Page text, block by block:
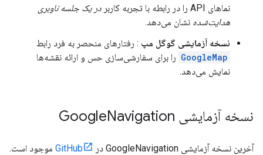
نماهای API را در رابطه با تجربه کاربر
در یک جلسه ناوبری
هدایت‌شده نشان می‌دهد.
نسخه آزمایشی گوگل مپ : رفتارهای منحصر به فرد رابط
GoogleMap را برای سفارشی‌سازی حس و ارائه نقشه‌ها
نمایش می‌دهد.
نسخه آزمایشی Google Navigation
آخرین نسخه آزمایشی GoogleNavigation در GitHub موجود است.